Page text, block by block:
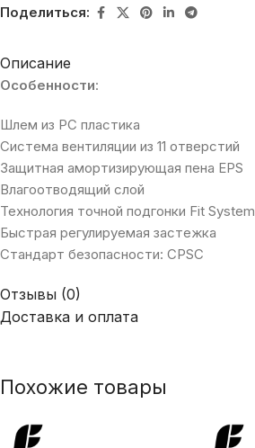
Поделиться:
Описание
Особенности:
Шлем из PC пластика
Cистема вентиляции из 11 отверстий
Защитная амортизирующая пена EPS
Влагоотводящий слой
Технология точной подгонки Fit System
Быстрая регулируемая застежка
Cтандарт безопасности: CPSC
Отзывы (0)
Доставка и оплата
Похожие товары